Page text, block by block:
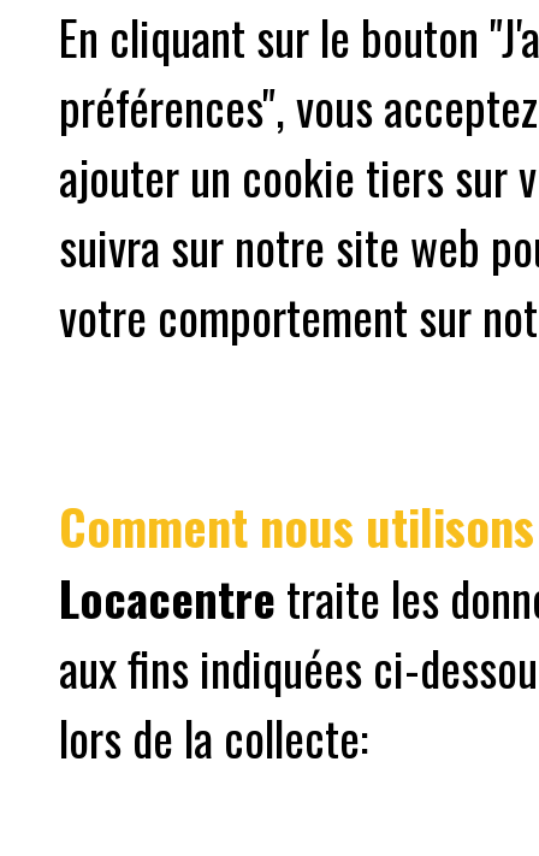
En cliquant sur le bouton
préférences", vous
ajouter un cookie tiers sur
suivra sur notre site web
votre comportement sur
Comment nous
Locacentretraite les
aux fins indiquées ci-
lors de la collecte: